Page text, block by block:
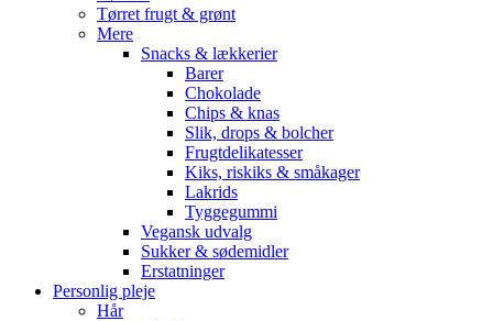
Tørret frugt & grønt
Mere
Snacks & lækkerier
Barer
Chokolade
Chips & knas
Slik, drops & bolcher
Frugtdelikatesser
Kiks, riskiks & småkager
Lakrids
Tyggegummi
Vegansk udvalg
Sukker & sødemidler
Erstatninger
Personlig pleje
Hår